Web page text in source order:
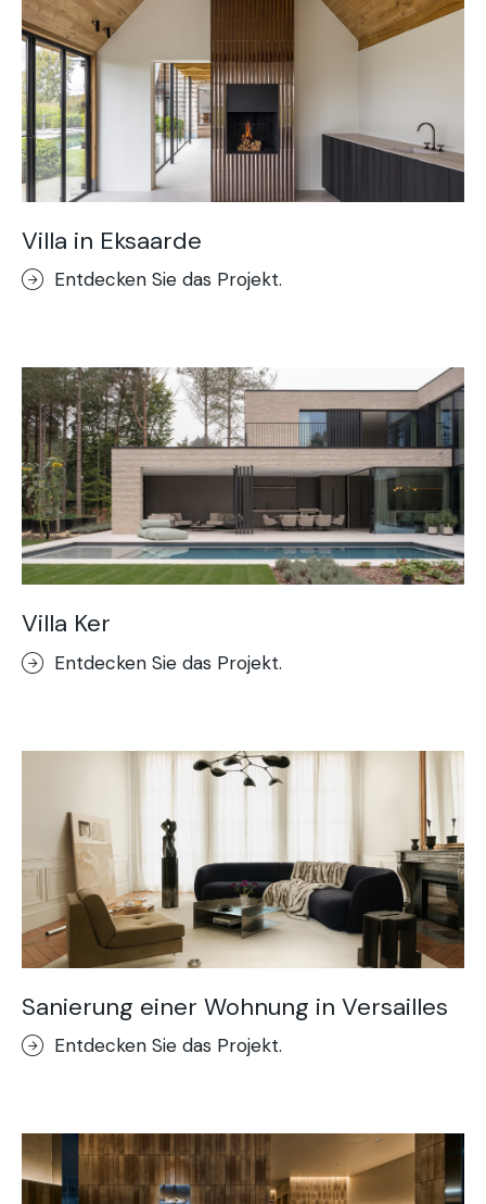
Villa in Eksaarde
Entdecken Sie das Projekt.
Villa Ker
Entdecken Sie das Projekt.
Sanierung einer Wohnung in Versailles
Entdecken Sie das Projekt.